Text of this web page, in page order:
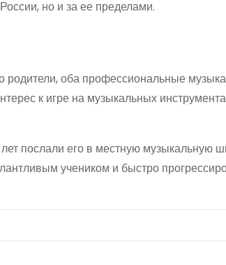
но и за ее пределами.
родители, оба профессиональные
к игре на музыкальных
послали его в местную музыкальную
учеником и быстро